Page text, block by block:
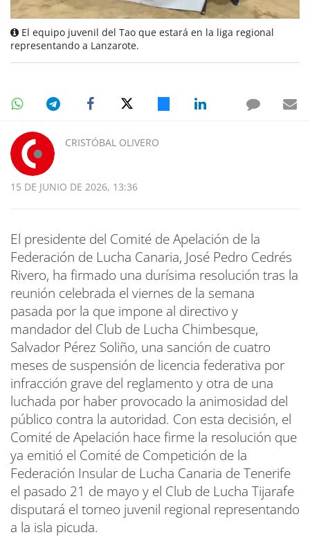
El equipo juvenil del Tao que estará en la liga regional
representando a Lanzarote.
CRISTÓBAL OLIVERO
15 DE JUNIO DE 2026, 13:36
El presidente del Comité de Apelación de la
Federación de Lucha Canaria, José Pedro Cedrés
Rivero, ha firmado una durísima resolución tras la
reunión celebrada el viernes de la semana
pasada por la que impone al directivo y
mandador del Club de Lucha Chimbesque,
Salvador Pérez Soliño, una sanción de cuatro
meses de suspensión de licencia federativa por
infracción grave del reglamento y otra de una
luchada por haber provocado la animosidad del
público contra la autoridad. Con esta decisión, el
Comité de Apelación hace firme la resolución que
ya emitió el Comité de Competición de la
Federación Insular de Lucha Canaria de Tenerife
el pasado 21 de mayo y el Club de Lucha Tijarafe
disputará el torneo juvenil regional representando
a la isla picuda.